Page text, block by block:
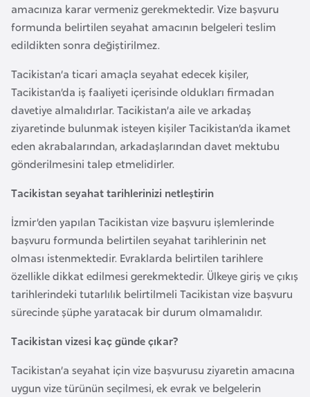
amacınıza karar vermeniz gerekmektedir. Vize başvuru
formunda belirtilen seyahat amacının belgeleri teslim
edildikten sonra değiştirilmez.
Tacikistan’a ticari amaçla seyahat edecek kişiler,
Tacikistan’da iş faaliyeti içerisinde oldukları firmadan
davetiye almalıdırlar. Tacikistan’a aile ve arkadaş
ziyaretinde bulunmak isteyen kişiler Tacikistan’da ikamet
eden akrabalarından, arkadaşlarından davet mektubu
gönderilmesini talep etmelidirler.
Tacikistan seyahat tarihlerinizi netleştirin
İzmir’den yapılan Tacikistan vize başvuru işlemlerinde
başvuru formunda belirtilen seyahat tarihlerinin net
olması istenmektedir. Evraklarda belirtilen tarihlere
özellikle dikkat edilmesi gerekmektedir. Ülkeye giriş ve çıkış
tarihlerindeki tutarlılık belirtilmeli Tacikistan vize başvuru
sürecinde şüphe yaratacak bir durum olmamalıdır.
Tacikistan vizesi kaç günde çıkar?
Tacikistan’a seyahat için vize başvurusu ziyaretin amacına
uygun vize türünün seçilmesi, ek evrak ve belgelerin
C
i
b
u
t
i
Ç
i
D
a
n
i
m
a
k
a